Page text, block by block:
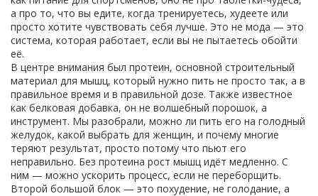
а про то, что вы едите, когда тренируетесь, худеете или
просто хотите чувствовать себя лучше. Это не мода — это
система, которая работает, если вы не пытаетесь обойти
её.
В центре внимания был протеин, основной строительный
материал для мышц, который нужно пить не просто так, а в
правильное время и в правильной дозе. Также известное
как белковая добавка, он не волшебный порошок, а
инструмент. Мы разобрали, можно ли пить его на голодный
желудок, какой выбрать для женщин, и почему многие
теряют результат, просто потому что пьют его
неправильно. Без протеина рост мышц идёт медленно. С
ним — можно ускорить процесс, если не переборщить.
Второй большой блок — это похудение, не голодание, а